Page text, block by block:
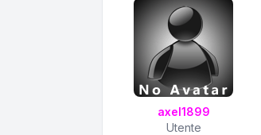
axel1899
Utente